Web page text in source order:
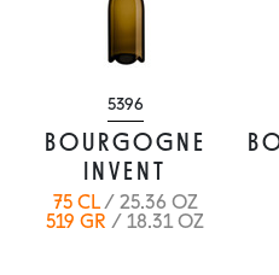
5396
BOURGOGNE
INVENT
75 CL/ 25.36 OZ
519 GR / 18.31 OZ